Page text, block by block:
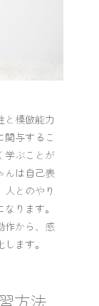
と模倣能力
関与するこ
学ぶことが
んは自己表
とのやり
ります。
作から、感
ます。
方法